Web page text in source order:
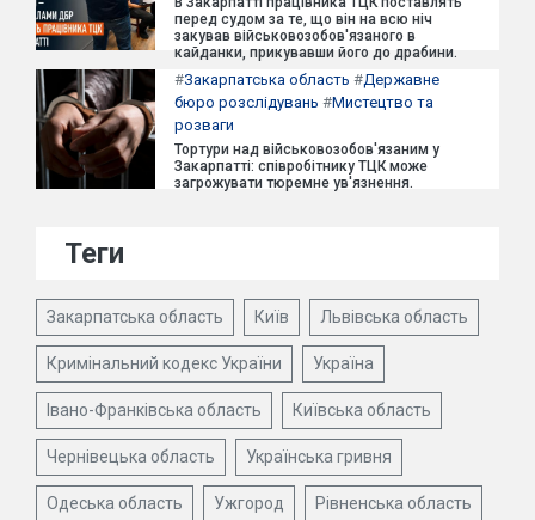
перед судом за те, що він на всю ніч
закував військовозобов'язаного в
кайданки, прикувавши його до драбини.
#Закарпатська область #Державне
бюро розслідувань #Мистецтво та
розваги
Тортури над військовозобов'язаним у
Закарпатті: співробітнику ТЦК може
загрожувати тюремне ув'язнення.
Теги
Закарпатська область Київ Львівська область
Кримінальний кодекс України Україна
Івано-Франківська область Київська область
Чернівецька область Українська гривня
Одеська область Ужгород Рівненська область